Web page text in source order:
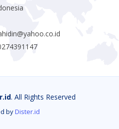
. All Rights Reserved
byDister.id